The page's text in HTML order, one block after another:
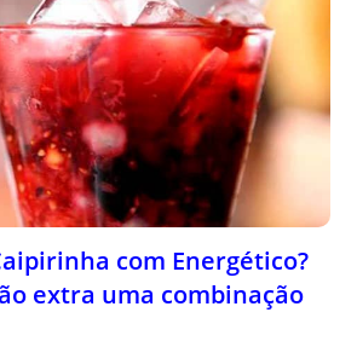
com Energético?
extra uma combinação